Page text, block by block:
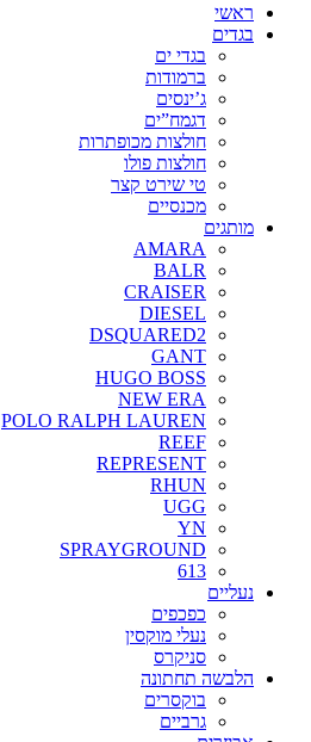
ראשי
בגדים
בגדי ים
ברמודות
ג’ינסים
דגמח”ים
חולצות מכופתרות
חולצות פולו
טי שירט קצר
מכנסיים
מותגים
AMARA
BALR
CRAISER
DIESEL
DSQUARED2
GANT
HUGO BOSS
NEW ERA
POLO RALPH LAUREN
REEF
REPRESENT
RHUN
UGG
YN
SPRAYGROUND
613
נעליים
כפכפים
נעלי מוקסין
סניקרס
הלבשה תחתונה
בוקסרים
גרביים